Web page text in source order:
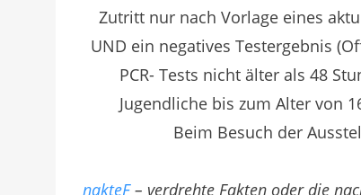
Zutritt nur nach Vorlage eines
UND ein negatives Testergebnis
PCR- Tests nicht älter als 48
Jugendliche bis zum Alter von
Beim Besuch der
nakteF– verdrehte Fakten oder die